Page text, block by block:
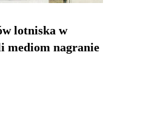
lotniska w
mediom nagranie